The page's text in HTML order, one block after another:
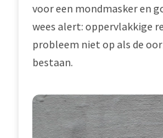
voor een mondmasker en
wees alert: oppervlakkige
probleem niet op als de
bestaan.